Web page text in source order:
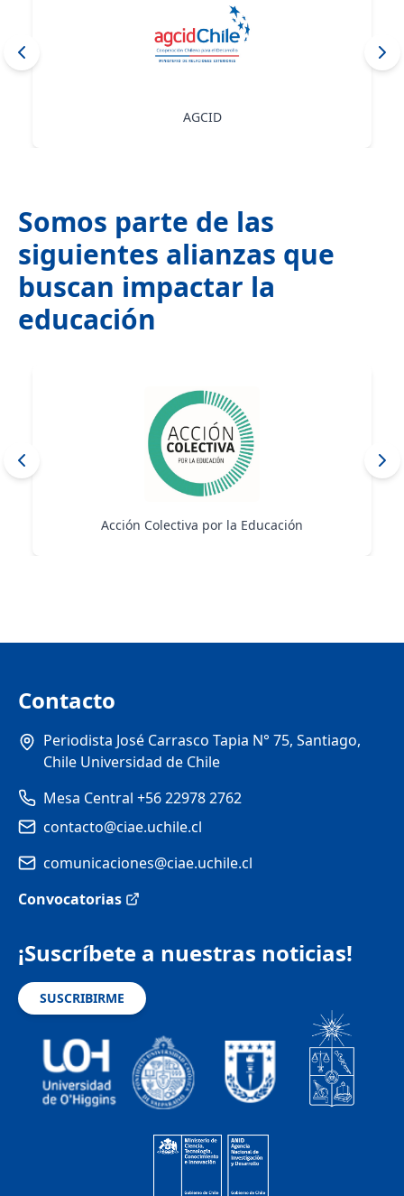
Agencia de Calidad de la Educación
Somos parte de las
siguientes alianzas que
buscan impactar la
educación
Educación Inicial 2030
Contacto
Periodista José Carrasco Tapia N° 75, Santiago,
Chile Universidad de Chile
Mesa Central +56 22978 2762
contacto@ciae.uchile.cl
comunicaciones@ciae.uchile.cl
Convocatorias
¡Suscríbete a nuestras noticias!
SUSCRIBIRME